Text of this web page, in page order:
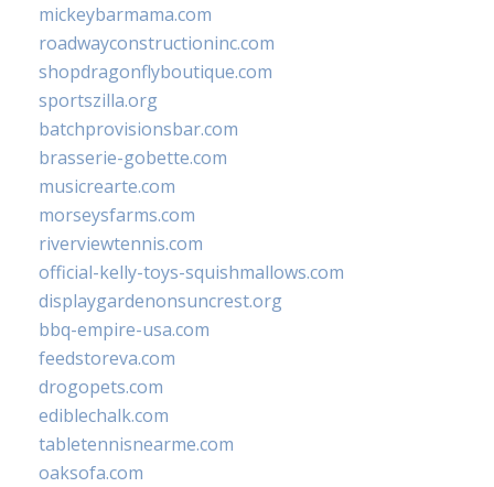
mickeybarmama.com
roadwayconstructioninc.com
shopdragonflyboutique.com
sportszilla.org
batchprovisionsbar.com
brasserie-gobette.com
musicrearte.com
morseysfarms.com
riverviewtennis.com
official-kelly-toys-squishmallows.com
displaygardenonsuncrest.org
bbq-empire-usa.com
feedstoreva.com
drogopets.com
ediblechalk.com
tabletennisnearme.com
oaksofa.com